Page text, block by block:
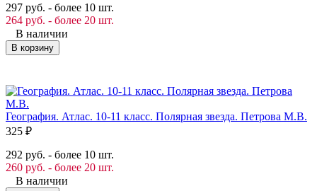
297 руб. - более 10 шт.
264 руб. - более 20 шт.
В наличии
В корзину
География. Атлас. 10-11 класс. Полярная звезда. Петрова М.В.
325 ₽
292 руб. - более 10 шт.
260 руб. - более 20 шт.
В наличии